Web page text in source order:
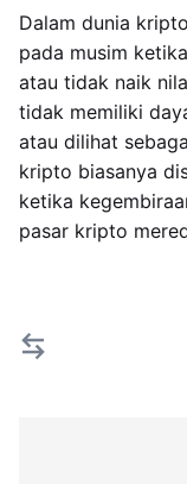
Dalam dunia
pada musim
atau tidak naik
tidak memiliki
atau dilihat
kripto biasanya
ketika
pasar kripto